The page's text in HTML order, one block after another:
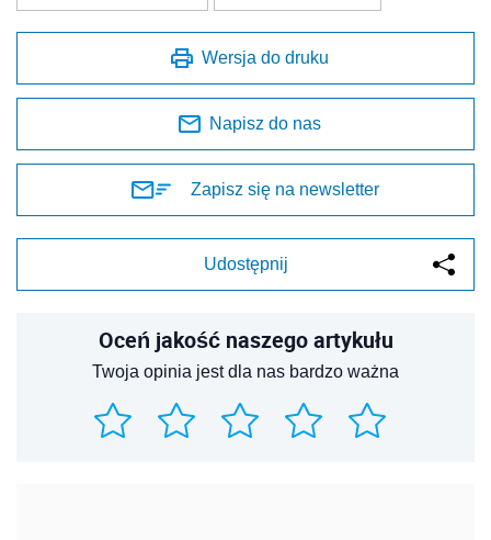
Wersja do druku
Napisz do nas
Zapisz się na newsletter
Udostępnij
Oceń jakość naszego artykułu
Twoja opinia jest dla nas bardzo ważna